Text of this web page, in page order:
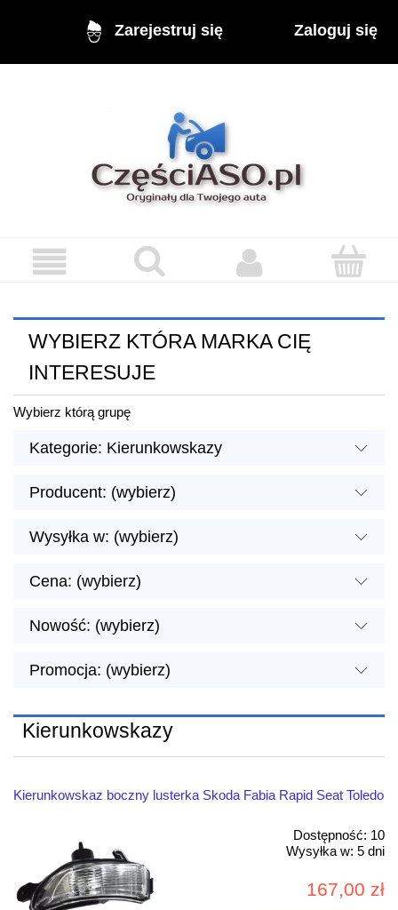
Zarejestruj się Zaloguj się
WYBIERZ KTÓRA MARKA CIĘ
INTERESUJE
Wybierz którą grupę
Kategorie: Kierunkowskazy
Producent: (wybierz)
Wysyłka w: (wybierz)
Cena: (wybierz)
Nowość: (wybierz)
Promocja: (wybierz)
Kierunkowskazy
Kierunkowskaz boczny lusterka Skoda Fabia Rapid Seat Toledo
Dostępność: 10
Wysyłka w: 5 dni
167,00 zł